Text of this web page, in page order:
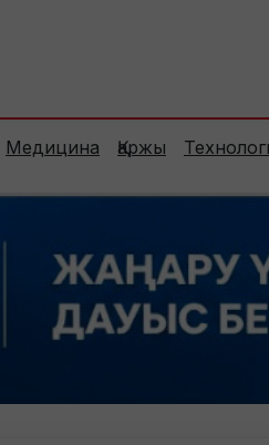
Медицина Қаржы